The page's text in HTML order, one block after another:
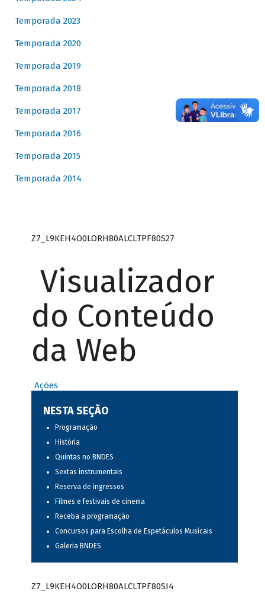
Temporada 2023
Temporada 2020
Temporada 2019
Temporada 2018
Temporada 2017
Temporada 2016
Temporada 2015
Temporada 2014
Z7_L9KEH4O0LORH80ALCLTPF80S27
Visualizador
do Conteúdo
da Web
Ações
NESTA SEÇÃO
Programação
História
Quintas no BNDES
Sextas instrumentais
Reserva de ingressos
Filmes e festivais de cinema
Receba a programação
Concursos para Escolha de Espetáculos Musicais
Galeria BNDES
Z7_L9KEH4O0LORH80ALCLTPF80SI4